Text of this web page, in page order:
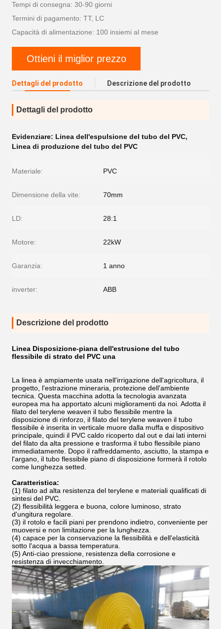
Tempi di consegna: 30-90 giorni
Termini di pagamento: TT, LC
Capacità di alimentazione: 100 insiemi al mese
Ottieni il miglior prezzo
Dettagli del prodotto Descrizione del prodotto
Dettagli del prodotto
Evidenziare: Linea dell'espulsione del tubo del PVC,
Linea di produzione del tubo del PVC
Materiale: PVC
Dimensione della vite: 70mm
LD: 28:1
Motore: 22kW
Garanzia: 1 anno
inverter: ABB
Descrizione del prodotto
Linea Disposizione-piana dell'estrusione del tubo
flessibile di strato del PVC una
La linea è ampiamente usata nell'irrigazione dell'agricoltura, il
progetto, l'estrazione mineraria, protezione dell'ambiente
tecnica. Questa macchina adotta la tecnologia avanzata
europea ma ha apportato alcuni miglioramenti da noi. Adotta il
filato del terylene weaven il tubo flessibile mentre la
disposizione di rinforzo, il filato del terylene weaven il tubo
flessibile è inserita in verticale muore dalla muffa e dispositivo
principale, quindi il PVC caldo ricoperto dal out e dai lati interni
del filato da alta pressione e trasforma il tubo flessibile piano
immediatamente. Dopo il raffreddamento, asciutto, la stampa e
l'argano, il tubo flessibile piano di disposizione formerà il rotolo
come lunghezza setted.
Caratteristica:
(1) filato ad alta resistenza del terylene e materiali qualificati di
sintesi del PVC.
(2) flessibilità leggera e buona, colore luminoso, strato
d'ungitura regolare.
(3) il rotolo e facili piani per prendono indietro, conveniente per
muoversi e non limitazione per la lunghezza.
(4) capace per la conservazione la flessibilità e dell'elasticità
sotto l'acqua a bassa temperatura.
(5) Anti-ciao pressione, resistenza della corrosione e
resistenza di invecchiamento.